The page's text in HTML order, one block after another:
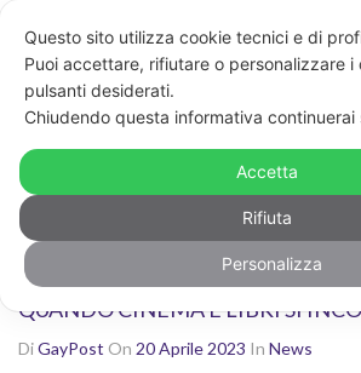
CERCA
Non sei contento dei risultati? Cerca
parole chiave
IL CIRCOLO DEI LETTORI AL
QUANDO CINEMA E LIBRI SI
DiGayPost On 20 Aprile 2023 In News
Questo sito utilizza cookie tecnici e di
Puoi accettare, rifiutare o personalizzare i
pulsanti desiderati.
Chiudendo questa informativa
Accetta
Rifiuta
Personalizza